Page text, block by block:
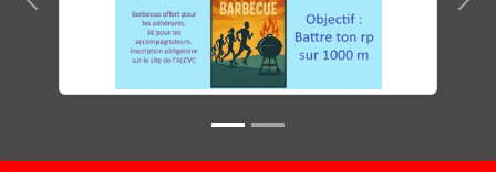
Précedent